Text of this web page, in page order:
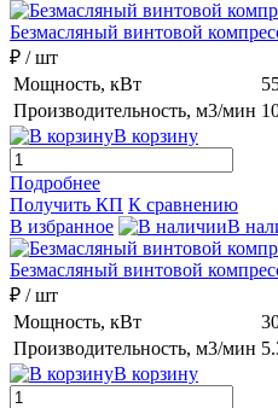
Безмасляный винтовой
₽ / шт
Мощность, кВт
Производительность, м3/мин
В корзину
Подробнее
Получить КП К сравнению
В избранное
В
Безмасляный винтовой
₽ / шт
Мощность, кВт
Производительность, м3/мин
В корзину